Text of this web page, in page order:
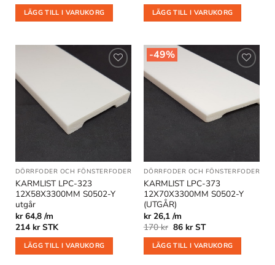
LÄGG TILL I VARUKORG LÄGG TILL I VARUKORG
Lägg till
önskelistan
DÖRRFODER OCH FÖNSTERFODER
KARMLIST LPC-323
12X58X3300MM S0502-Y
utgår
kr 64,8 /m
214 kr STK
LÄGG TILL I VARUKORG
-49%
önskelistan
DÖRRFODER OCH FÖNSTERFODER
KARMLIST LPC-373
12X70X3300MM S0502-Y
(UTGÅR)
kr 26,1 /m
170kr Det
ursprungliga
priset
var:
170 kr.
86 krDet
nuvarande
priset
är:
86 kr.
ST
LÄGG TILL I VARUKORG